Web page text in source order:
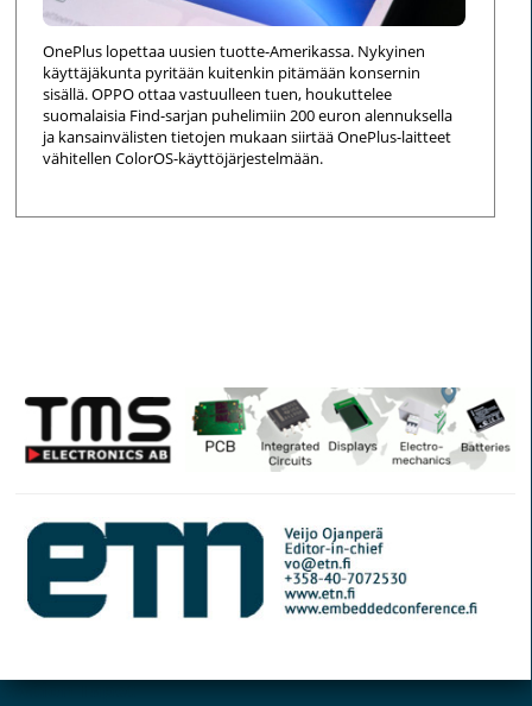
OnePlus lopettaa uusien tuotte-Amerikassa. Nykyinen
käyttäjäkunta pyritään kuitenkin pitämään konsernin
sisällä. OPPO ottaa vastuulleen tuen, houkuttelee
suomalaisia Find-sarjan puhelimiin 200 euron alennuksella
ja kansainvälisten tietojen mukaan siirtää OnePlus-laitteet
vähitellen ColorOS-käyttöjärjestelmään.